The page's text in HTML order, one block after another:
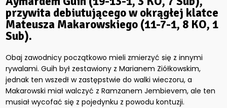
przywita debiutującego w okrągłej klatce
Mateusza Makarowskiego (11-7-1, 8 KO, 1
Sub).
Obaj zawodnicy początkowo mieli zmierzyć się z innymi
rywalami. Guih był zestawiony z Marianem Ziółkowskim,
jednak ten wszedł w zastępstwie do walki wieczoru, a
Makarowski miał walczyć z Ramzanem Jembievem, ale ten
musiał wycofać się z pojedynku z powodu kontuzji.